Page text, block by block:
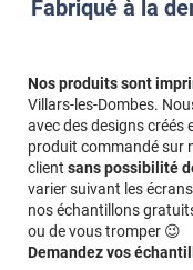
Fabriqué à la
Nos produits sont
Villars-les-Dombes.
avec des designs
produit commandé sur
client sans possibilité
varier suivant les
nos échantillons
ou de vous tromper 😉
Demandez vos